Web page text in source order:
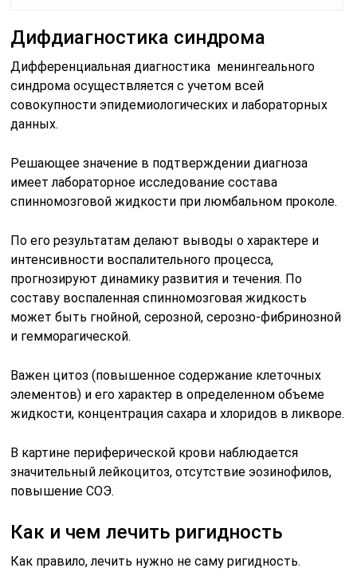
Дифдиагностика синдрома
Дифференциальная диагностика менингеального
синдрома осуществляется с учетом всей
совокупности эпидемиологических и лабораторных
данных.
Решающее значение в подтверждении диагноза
имеет лабораторное исследование состава
спинномозговой жидкости при люмбальном проколе.
По его результатам делают выводы о характере и
интенсивности воспалительного процесса,
прогнозируют динамику развития и течения. По
составу воспаленная спинномозговая жидкость
может быть гнойной, серозной, серозно-фибринозной
и гемморагической.
Важен цитоз (повышенное содержание клеточных
элементов) и его характер в определенном объеме
жидкости, концентрация сахара и хлоридов в ликворе.
В картине периферической крови наблюдается
значительный лейкоцитоз, отсутствие эозинофилов,
повышение СОЭ.
Как и чем лечить ригидность
Как правило, лечить нужно не саму ригидность.